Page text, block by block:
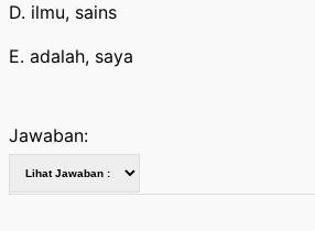
D. ilmu, sains
E. adalah, saya
Jawaban: